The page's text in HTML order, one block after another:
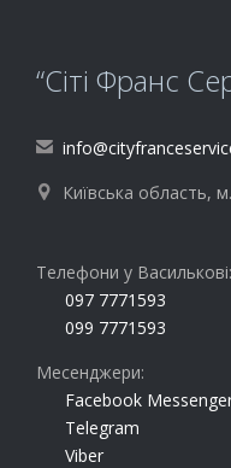
“Сіті Франс

 Київська область,
Телефони у Василькові:
097 7771593
099 7771593
Месенджери:
Facebook
Telegram
Viber